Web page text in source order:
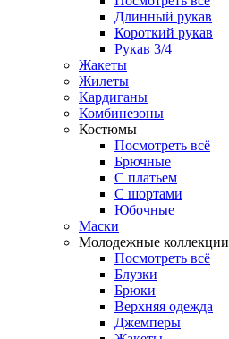
Длинный рукав
Короткий рукав
Рукав 3/4
Жакеты
Жилеты
Кардиганы
Комбинезоны
Костюмы
Посмотреть всё
Брючные
С платьем
С шортами
Юбочные
Маски
Молодежные коллекции
Посмотреть всё
Блузки
Брюки
Верхняя одежда
Джемперы